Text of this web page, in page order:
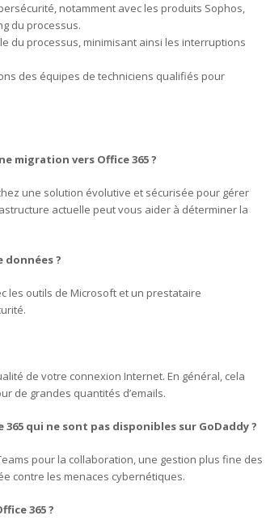
notamment avec les produits Sophos,
du processus.
du processus, minimisant ainsi les interruptions
des équipes de techniciens qualifiés pour
migration vers Office 365 ?
une solution évolutive et sécurisée pour gérer
actuelle peut vous aider à déterminer la
données ?
les outils de Microsoft et un prestataire
de votre connexion Internet. En général, cela
de grandes quantités d’emails.
qui ne sont pas disponibles sur GoDaddy ?
pour la collaboration, une gestion plus fine des
contre les menaces cybernétiques.
365 ?